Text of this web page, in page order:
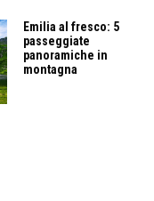
Emilia al fresco: 5
passeggiate
panoramiche in
montagna